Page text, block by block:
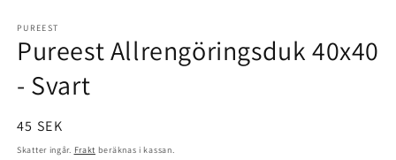
PUREEST
Pureest Allrengöringsduk 40x40
- Svart
Ordinarie
pris
45 SEK
Skatter ingår. Frakt beräknas i kassan.